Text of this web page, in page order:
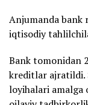
Anjumanda bank
iqtisodiy
Bank tomonidan
kreditlar ajratildi.
loyihalari amalga